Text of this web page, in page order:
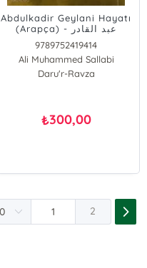
Abdulkadir Geylani Hayatı
(Arapça) - عبد القادر
الجيلاني
9789752419414
Ali Muhammed Sallabi
Daru'r-Ravza
₺300,00
2